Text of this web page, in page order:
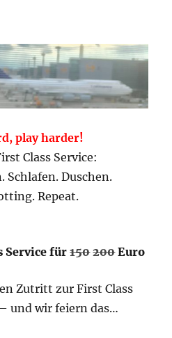
play harder!
Class Service:
Schlafen. Duschen.
Repeat.
Service für150 200Euro
Zutritt zur First Class
und wir feiern das…